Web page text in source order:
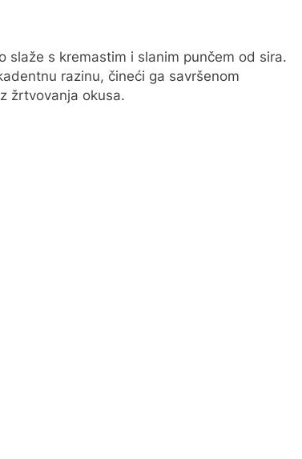
slaže s kremastim i slanim punčem od sira.
razinu, čineći ga savršenom
žrtvovanja okusa.